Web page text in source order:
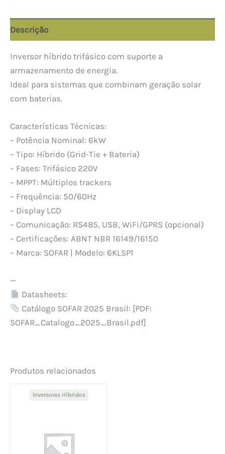
quantidade
Descrição
Inversor híbrido trifásico com suporte a
armazenamento de energia.
Ideal para sistemas que combinam geração solar
com baterias.
Características Técnicas:
– Potência Nominal: 6kW
– Tipo: Híbrido (Grid-Tie + Bateria)
– Fases: Trifásico 220V
– MPPT: Múltiplos trackers
– Frequência: 50/60Hz
– Display LCD
– Comunicação: RS485, USB, WiFi/GPRS (opcional)
– Certificações: ABNT NBR 16149/16150
– Marca: SOFAR | Modelo: 6KLSP1
—
Datasheets:
Catálogo SOFAR 2025 Brasil: [PDF:
SOFAR_Catalogo_2025_Brasil.pdf]
Produtos relacionados
Inversores Híbridos